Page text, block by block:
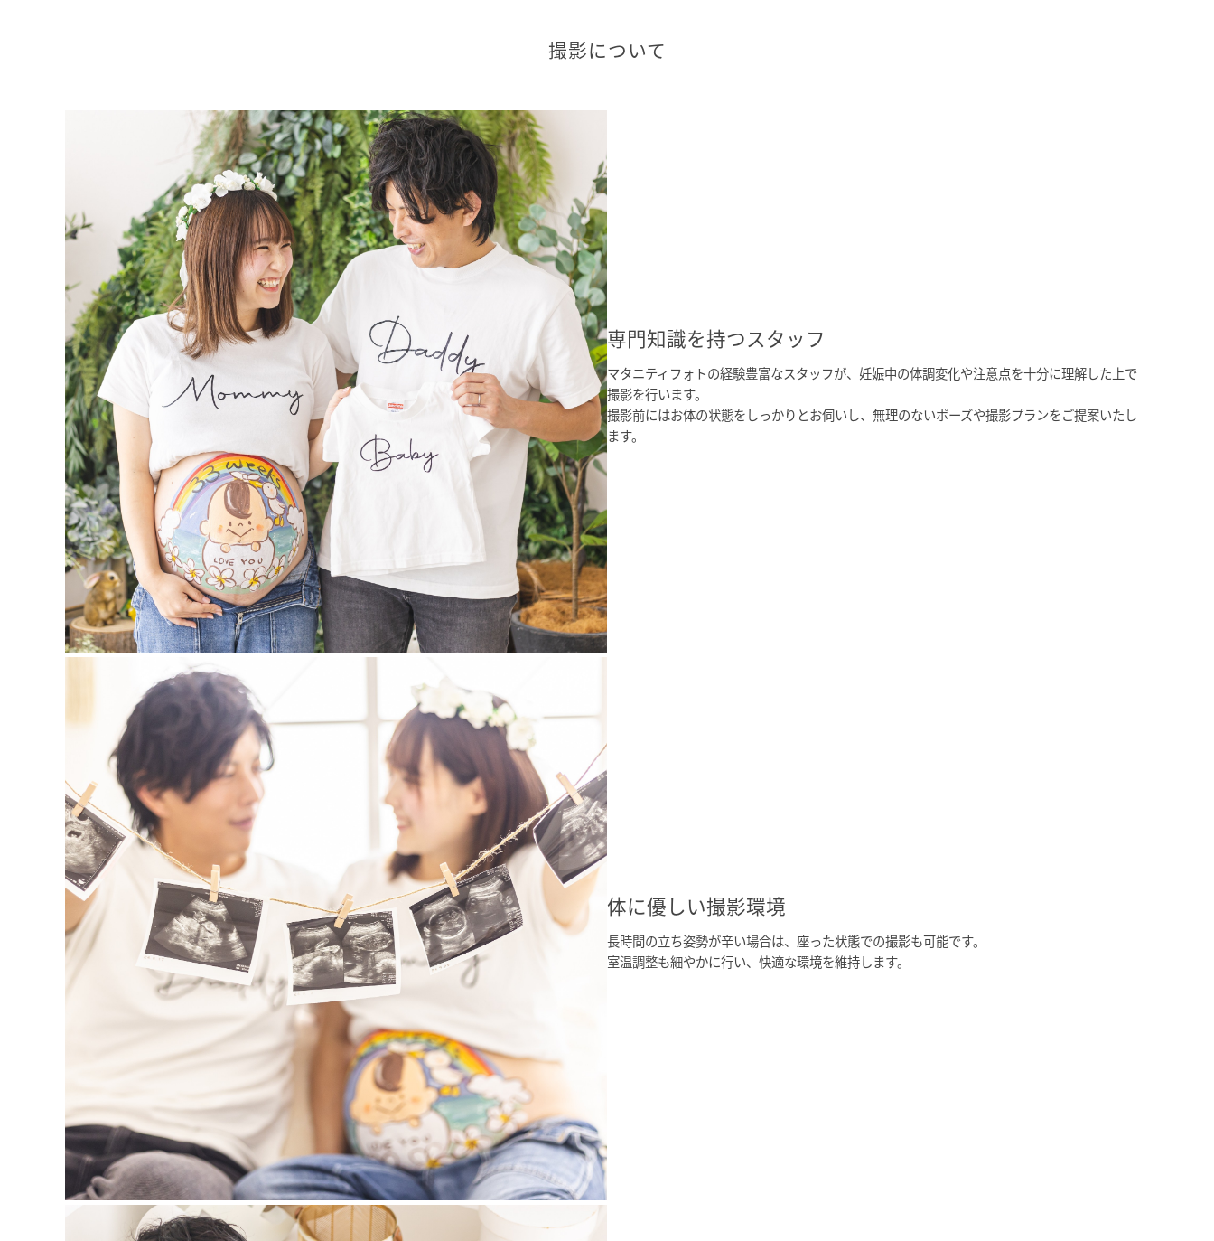
撮影について
専門知識を持つスタッフ
マタニティフォトの経験豊富なスタッフが、妊娠中の体調変化や注意点を十分に理解した上で
撮影を行います。
撮影前にはお体の状態をしっかりとお伺いし、無理のないポーズや撮影プランをご提案いたし
ます。
体に優しい撮影環境
長時間の立ち姿勢が辛い場合は、座った状態での撮影も可能です。
室温調整も細やかに行い、快適な環境を維持します。